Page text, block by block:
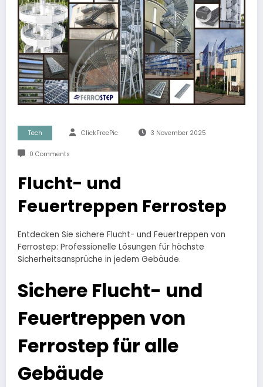
Tech ClickFreePic 3 November 2025
0 Comments
Flucht- und
Feuertreppen Ferrostep
Entdecken Sie sichere Flucht- und Feuertreppen von
Ferrostep: Professionelle Lösungen für höchste
Sicherheitsansprüche in jedem Gebäude.
Sichere Flucht- und
Feuertreppen von
Ferrostep für alle
Gebäude